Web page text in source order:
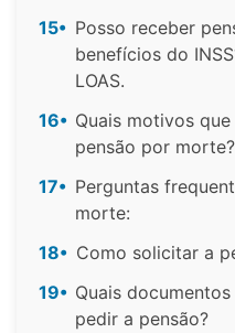
15• Posso receber
benefícios do
LOAS.
16• Quais motivos
pensão por morte?
17• Perguntas
morte:
18• Como solicitar a
19• Quais
pedir a pensão?